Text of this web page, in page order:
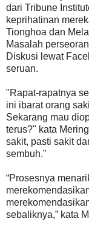
dari Tribune
keprihatinan
Tionghoa dan
Masalah
Diskusi lewat
seruan.
"Rapat-rapatnya
ini ibarat orang
Sekarang mau
terus?" kata
sakit, pasti sakit
sembuh.”
“Prosesnya
sebaliknya,” kata